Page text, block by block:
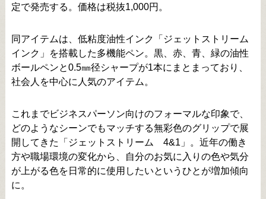
定で発売する。価格は税抜1,000円。
同アイテムは、低粘度油性インク「ジェットストリーム
インク」を搭載した多機能ペン。黒、赤、青、緑の油性
ボールペンと0.5㎜径シャープが1本にまとまっており、
社会人を中心に人気のアイテム。
これまでビジネスパーソン向けのフォーマルな印象で、
どのようなシーンでもマッチする無彩色のグリップで展
開してきた「ジェットストリーム 4&1」。近年の働き
方や職場環境の変化から、自分のお気に入りの色や気分
が上がる色を日常的に使用したいというひとが増加傾向
に。